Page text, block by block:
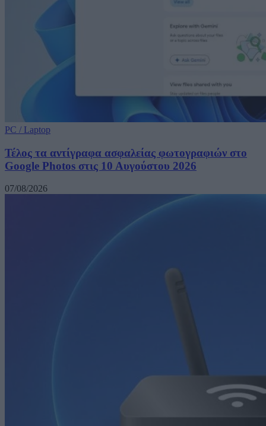
PC / Laptop
Τέλος τα αντίγραφα ασφαλείας φωτογραφιών στο
Google Photos στις 10 Αυγούστου 2026
07/08/2026